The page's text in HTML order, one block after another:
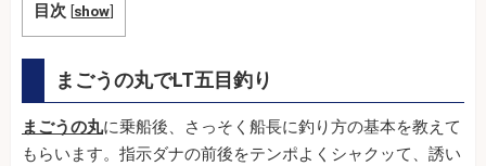
目次 [show]
まごうの丸でLT五目釣り
まごうの丸に乗船後、さっそく船長に釣り方の基本を教えて
もらいます。指示ダナの前後をテンポよくシャクッて、誘い